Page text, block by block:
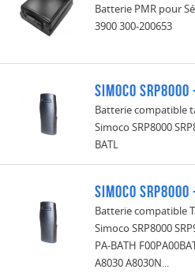
Batterie PMR pour
3900 300-200653
Simoco SRP8000
Batterie compatible
Simoco SRP8000
BATL
Simoco SRP8000
Batterie compatible
Simoco SRP8000
PA-BATH
A8030 A8030N...